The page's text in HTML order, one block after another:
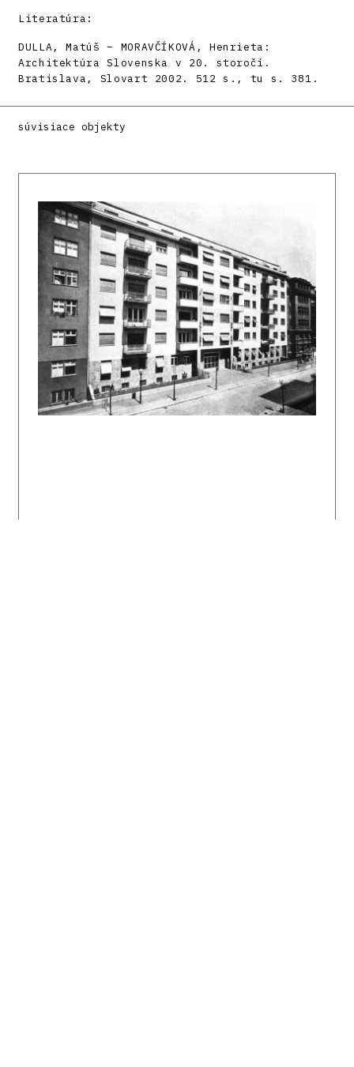
Literatúra:
DULLA, Matúš – MORAVČÍKOVÁ, Henrieta:
Architektúra Slovenska v 20. storočí.
Bratislava, Slovart 2002. 512 s., tu s. 381.
súvisiace objekty